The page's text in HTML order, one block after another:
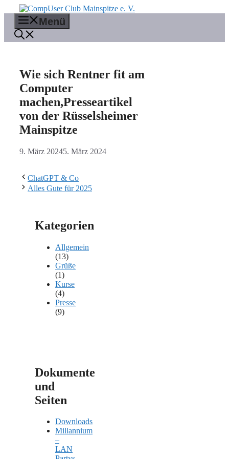
Inhalt
springen
Menü
Wie sich Rentner fit am
Computer
machen,Presseartikel
von der Rüsselsheimer
Mainspitze
9. März 20245. März 2024
ChatGPT & Co
Alles Gute für 2025
Kategorien
Allgemein
(13)
Grüße
(1)
Kurse
(4)
Presse
(9)
Dokumente
und
Seiten
Downloads
Millannium
–
LAN